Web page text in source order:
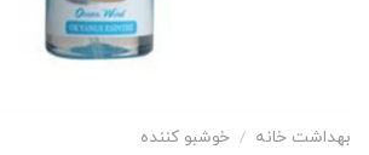
بهداشت خانه / خوشبو کننده